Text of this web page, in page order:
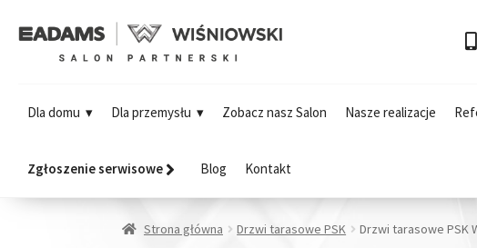
Dla domu Dla przemysłu Zobacz nasz Salon Nasze realizacje
Zgłoszenie serwisowe Blog Kontakt
Strona główna Drzwi tarasowe PSK Drzwi tarasowe PSK